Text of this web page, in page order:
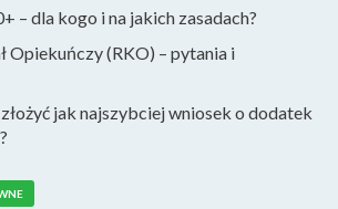
– dla kogo i na jakich zasadach?
Opiekuńczy (RKO) – pytania i
jak najszybciej wniosek o dodatek